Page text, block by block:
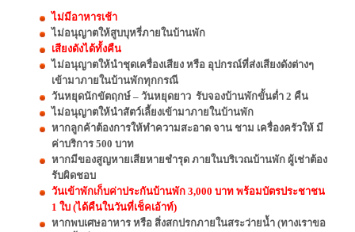
ไม่มีอาหารเช้า
ไม่อนุญาตให้สูบบุหรี่ภายในบ้านพัก
เสียงดังได้ทั้งคืน
ไม่อนุญาตให้นำชุดเครื่องเสียง หรือ อุปกรณ์ที่ส่งเสียงดังต่างๆ
เข้ามาภายในบ้านพักทุกกรณี
วันหยุดนักขัตฤกษ์ – วันหยุดยาว รับจองบ้านพักขั้นต่ำ 2 คืน
ไม่อนุญาตให้นำสัตว์เลี้ยงเข้ามาภายในบ้านพัก
หากลูกค้าต้องการให้ทำความสะอาด จาน ชาม เครื่องครัวให้ มี
ค่าบริการ 500 บาท
หากมีของสูญหายเสียหายชำรุด ภายในบริเวณบ้านพัก ผู้เช่าต้อง
รับผิดชอบ
วันเข้าพักเก็บค่าประกันบ้านพัก 3,000 บาท พร้อมบัตรประชาชน
1 ใบ (ได้คืนในวันที่เช็คเอ้าท์)
หากพบเศษอาหาร หรือ สิ่งสกปรกภายในสระว่ายน้ำ (ทางเราขอ